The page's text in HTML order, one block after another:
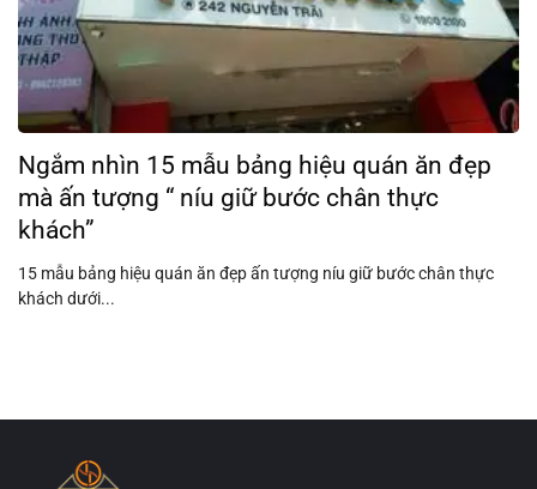
Ngắm nhìn 15 mẫu bảng hiệu quán ăn đẹp
mà ấn tượng “ níu giữ bước chân thực
khách”
15 mẫu bảng hiệu quán ăn đẹp ấn tượng níu giữ bước chân thực
khách dưới...